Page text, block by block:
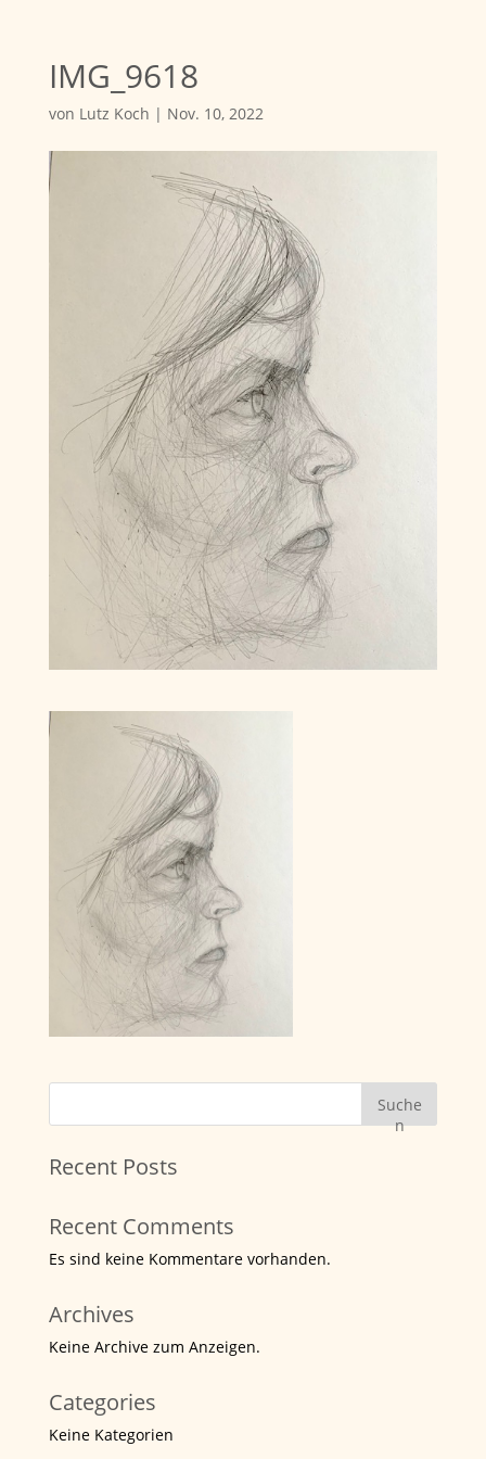
IMG_9618
von Lutz Koch | Nov. 10, 2022
Suche
n
Recent Posts
Recent Comments
Es sind keine Kommentare vorhanden.
Archives
Keine Archive zum Anzeigen.
Categories
Keine Kategorien